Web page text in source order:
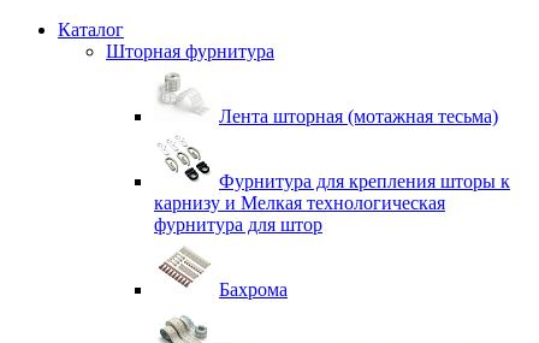
Каталог
Шторная фурнитура
Лента шторная (мотажная тесьма)
Фурнитура для крепления шторы к
карнизу и Мелкая технологическая
фурнитура для штор
Бахрома